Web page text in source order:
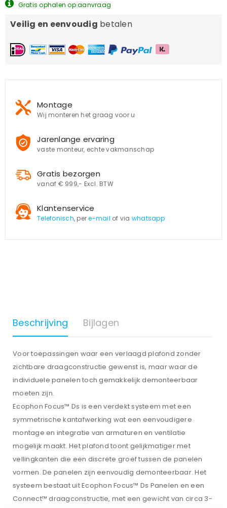
Gratis ophalen op aanvraag
Veilig en eenvoudig betalen
Montage
Wij monteren het graag voor u
Jarenlange ervaring
vaste monteur, echte vakmanschap
Gratis bezorgen
vanaf € 999,- Excl. BTW
Klantenservice
Telefonisch, pere-mail of via whatsapp
Beschrijving Bijlagen
Voor toepassingen waar een verlaagd plafond zonder
zichtbare draagconstructie gewenst is, maar waar de
individuele panelen toch gemakkelijk demonteerbaar
moeten zijn.
Ecophon Focus™ Ds is een verdekt systeem met een
symmetrische kantafwerking wat een eenvoudigere
montage en integratie van armaturen en ventilatie
mogelijk maakt. Het plafond toont gelijkmatiger met
vellingkanten die een discrete groef tussen de panelen
vormen. De panelen zijn eenvoudig demonteerbaar. Het
systeem bestaat uit Ecophon Focus™ Ds Panelen en een
Connect™ draagconstructie, met een gewicht van circa 3-